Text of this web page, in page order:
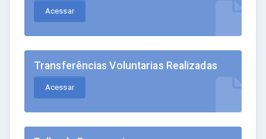
Acessar
Transferências Voluntarias Realizadas
Acessar